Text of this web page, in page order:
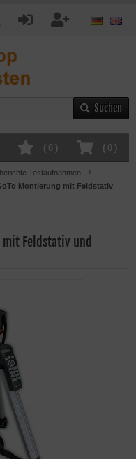
Suchen
( 0 )
( 0 )
Testaufnahmen
Montierung mit Feldstativ
mit Feldstativ und